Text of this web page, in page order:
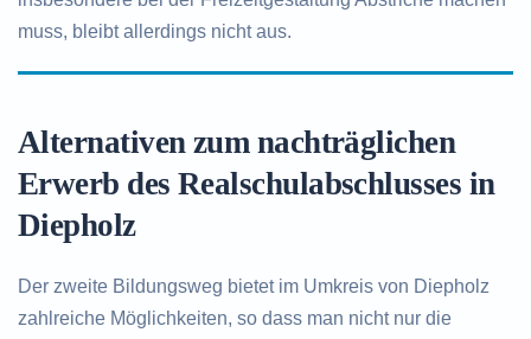
muss, bleibt allerdings nicht aus.
Alternativen zum nachträglichen
Erwerb des Realschulabschlusses in
Diepholz
Der zweite Bildungsweg bietet im Umkreis von Diepholz
zahlreiche Möglichkeiten, so dass man nicht nur die